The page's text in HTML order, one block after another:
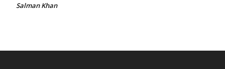
Salman Khan